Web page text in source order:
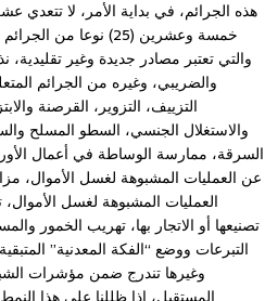
خمسة وعشرين (25)
والتي تعتبر مصادر جديدة وغير
والضريبي، وغيره من الجرائم
التزييف، التزوير، القرصنة
والاستغلال الجنسي، السطو المسلح
السرقة، ممارسة الوساطة في أعمال
عن العمليات المشبوهة لغسل الأموال،
العمليات المشبوهة لغسل
تصنيعها أو الاتجار بها، تهريب الخمور
التبرعات ووضع “الفكة المعدنية”
وغيرها تندرج ضمن مؤشرات